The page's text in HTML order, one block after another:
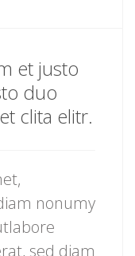
et justo
duo
clita elitr.
nonumy
sed diam